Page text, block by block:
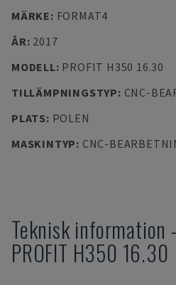
MÄRKE: FORMAT4
ÅR: 2017
MODELL: PROFIT H350 16.30
TILLÄMPNINGSTYP: CNC-
PLATS: POLEN
MASKINTYP: CNC-
Teknisk information -
PROFIT H350 16.30